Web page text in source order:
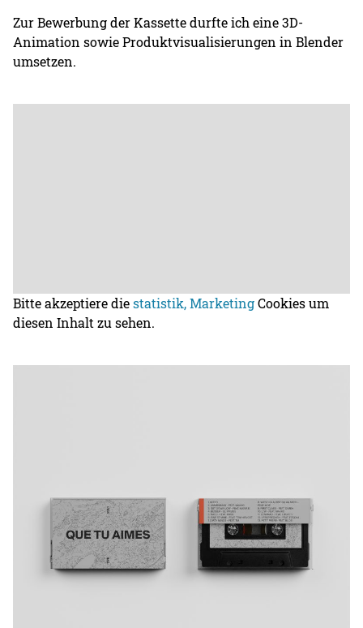
Zur Bewerbung der Kassette durfte ich eine 3D-
Animation sowie Produktvisualisierungen in Blender
umsetzen.
Bitte akzeptiere diestatistik, MarketingCookies um
diesen Inhalt zu sehen.